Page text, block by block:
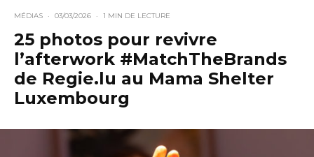
MÉDIAS · 03/03/2026 · 1 MIN DE LECTURE
25 photos pour revivre
l’afterwork #MatchTheBrands
de Regie.lu au Mama Shelter
Luxembourg